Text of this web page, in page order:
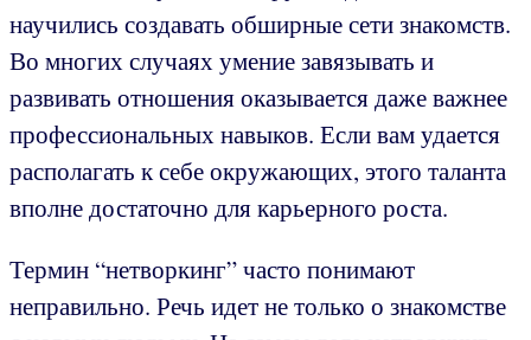
научились создавать обширные сети знакомств.
Во многих случаях умение завязывать и
развивать отношения оказывается даже важнее
профессиональных навыков. Если вам удается
располагать к себе окружающих, этого таланта
вполне достаточно для карьерного роста.
Термин “нетворкинг” часто понимают
неправильно. Речь идет не только о знакомстве